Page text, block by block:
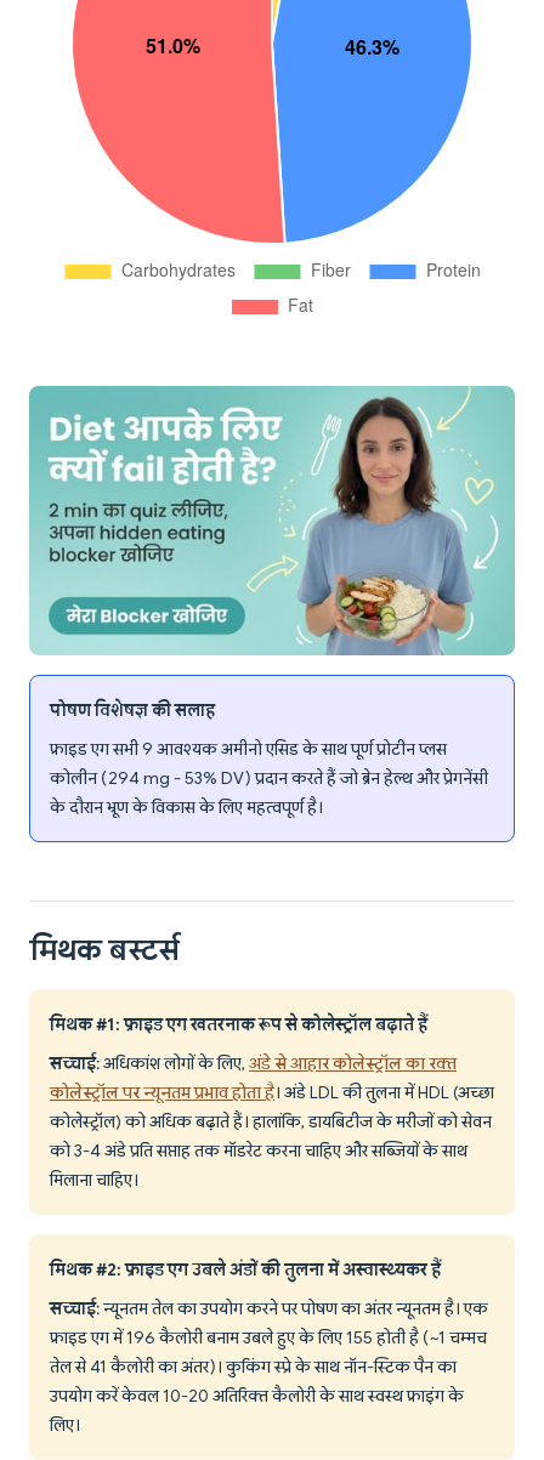
पोषण विशेषज्ञ की सलाह
फ्राइड एग सभी 9 आवश्यक अमीनो एसिड के साथ पूर्ण प्रोटीन प्लस
कोलीन (294 mg - 53% DV) प्रदान करते हैं जो ब्रेन हेल्थ और प्रेगनेंसी
के दौरान भ्रूण के विकास के लिए महत्वपूर्ण है।
मिथक बस्टर्स
मिथक #1: फ्राइड एग खतरनाक रूप से कोलेस्ट्रॉल बढ़ाते हैं
सच्चाई: अधिकांश लोगों के लिए, अंडे से आहार कोलेस्ट्रॉल का रक्त
कोलेस्ट्रॉल पर न्यूनतम प्रभाव होता है। अंडे LDL की तुलना में HDL (अच्छा
कोलेस्ट्रॉल) को अधिक बढ़ाते हैं। हालांकि, डायबिटीज के मरीजों को सेवन
को 3-4 अंडे प्रति सप्ताह तक मॉडरेट करना चाहिए और सब्जियों के साथ
मिलाना चाहिए।
मिथक #2: फ्राइड एग उबले अंडों की तुलना में अस्वास्थ्यकर हैं
सच्चाई: न्यूनतम तेल का उपयोग करने पर पोषण का अंतर न्यूनतम है। एक
फ्राइड एग में 196 कैलोरी बनाम उबले हुए के लिए 155 होती है (~1 चम्मच
तेल से 41 कैलोरी का अंतर)। कुकिंग स्प्रे के साथ नॉन-स्टिक पैन का
उपयोग करें केवल 10-20 अतिरिक्त कैलोरी के साथ स्वस्थ फ्राइंग के
लिए।